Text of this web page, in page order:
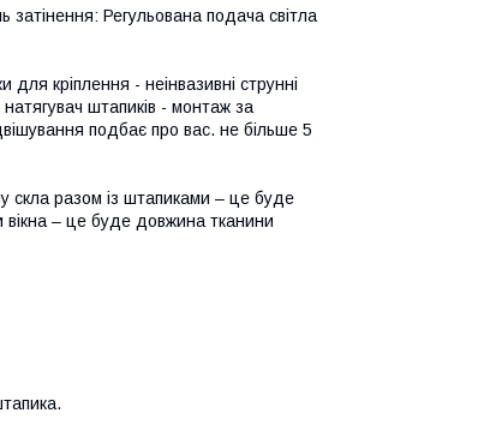
затінення: Регульована подача світла
кріплення - неінвазивні струнні
штапиків - монтаж за
подбає про вас. не більше 5
скла разом із штапиками – це буде
вікна – це буде довжина тканини